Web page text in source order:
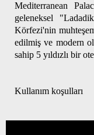
Mediterranean
geleneksel
Körfezi'nin
edilmiş ve modern
sahip 5 yıldızlı bir
Kullanım koşulları